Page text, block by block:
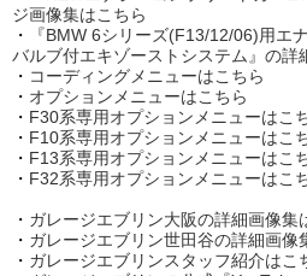
ジ画像集はこちら
・
『BMW 6シリーズ(F13/12/06)用エ
バルブ付エキゾーストシステム』の詳
・ コーディングメニューはこちら
・ オプションメニューはこちら
・ F30系専用オプションメニューはこ
・ F10系専用オプションメニューはこ
・ F13系専用オプションメニューはこ
・ F32系専用オプションメニューはこ
・ ガレージエブリン大阪の詳細画像集
・ ガレージエブリン世田谷の詳細画像
・ ガレージエブリンスタッフ紹介はこ